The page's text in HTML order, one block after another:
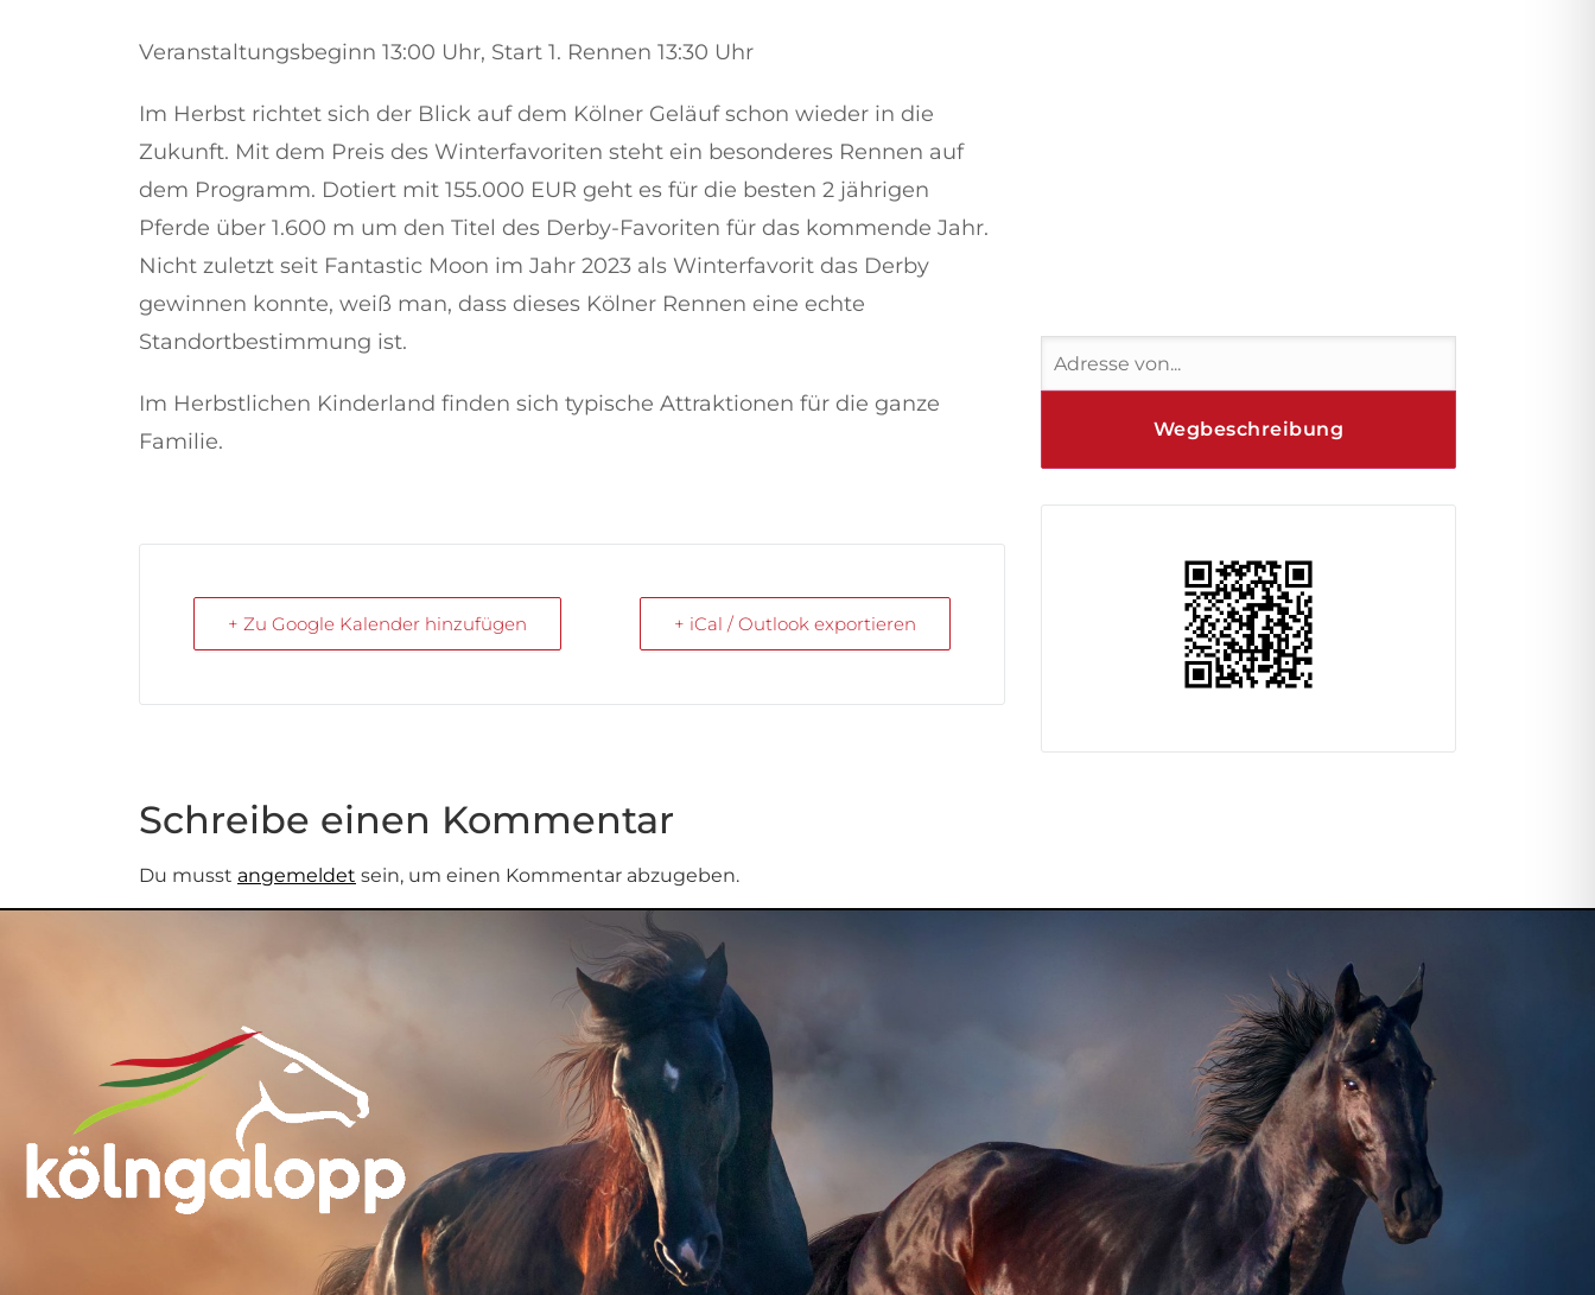
Veranstaltungsbeginn 13:00 Uhr, Start 1. Rennen 13:30 Uhr
Im Herbst richtet sich der Blick auf dem Kölner Geläuf schon wieder in die
Zukunft. Mit dem Preis des Winterfavoriten steht ein besonderes Rennen auf
dem Programm. Dotiert mit 155.000 EUR geht es für die besten 2 jährigen
Pferde über 1.600 m um den Titel des Derby-Favoriten für das kommende Jahr.
Nicht zuletzt seit Fantastic Moon im Jahr 2023 als Winterfavorit das Derby
gewinnen konnte, weiß man, dass dieses Kölner Rennen eine echte
Standortbestimmung ist.
Im Herbstlichen Kinderland finden sich typische Attraktionen für die ganze
Familie.
+ Zu Google Kalender hinzufügen + iCal / Outlook exportieren
Schreibe einen Kommentar
Du musst angemeldet sein, um einen Kommentar abzugeben.